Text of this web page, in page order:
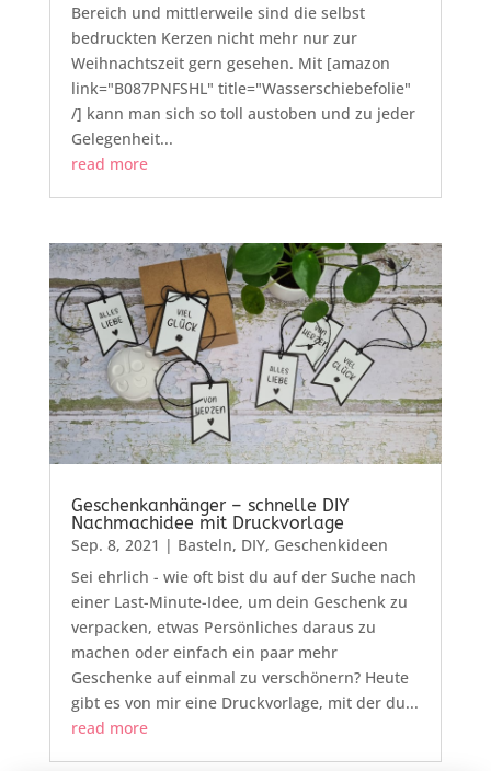
Bereich und mittlerweile sind die selbst
bedruckten Kerzen nicht mehr nur zur
Weihnachtszeit gern gesehen. Mit [amazon
link="B087PNFSHL" title="Wasserschiebefolie"
/] kann man sich so toll austoben und zu jeder
Gelegenheit...
read more
Geschenkanhänger – schnelle DIY
Nachmachidee mit Druckvorlage
Sep. 8, 2021 | Basteln, DIY, Geschenkideen
Sei ehrlich - wie oft bist du auf der Suche nach
einer Last-Minute-Idee, um dein Geschenk zu
verpacken, etwas Persönliches daraus zu
machen oder einfach ein paar mehr
Geschenke auf einmal zu verschönern? Heute
gibt es von mir eine Druckvorlage, mit der du...
read more